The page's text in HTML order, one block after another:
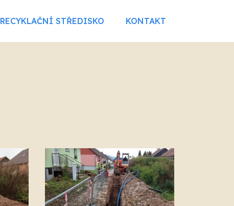
RECYKLAČNÍ STŘEDISKO KONTAKT